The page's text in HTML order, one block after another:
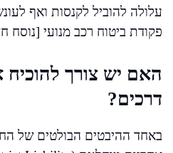
עלולה להוביל לקנסות ואף
פקודת ביטוח רכב מנועי [נוסח
האם יש צורך
דרכים?
באחד ההיבטים הבולטים של